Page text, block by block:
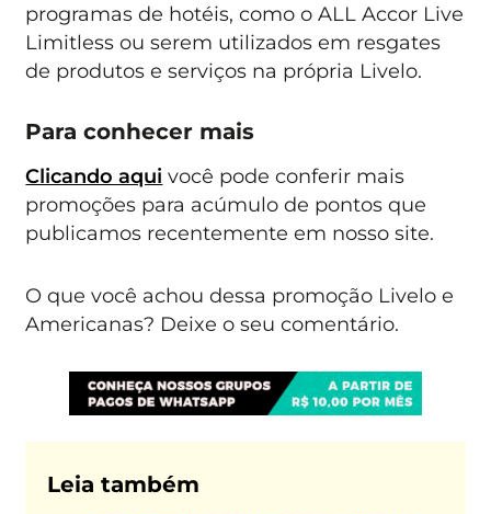
programas de hotéis, como o ALL Accor Live
Limitless ou serem utilizados em resgates
de produtos e serviços na própria Livelo.
Para conhecer mais
Clicando aqui você pode conferir mais
promoções para acúmulo de pontos que
publicamos recentemente em nosso site.
O que você achou dessa promoção Livelo e
Americanas? Deixe o seu comentário.
Leia também